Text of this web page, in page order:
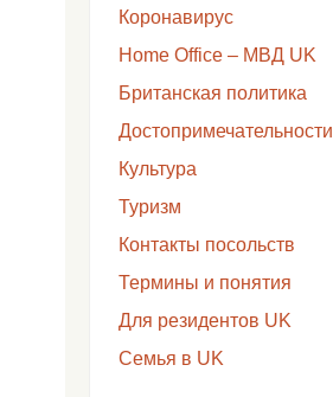
Коронавирус
Home Office – МВД UK
Британская политика
Достопримечательности
Культура
Туризм
Контакты посольств
Термины и понятия
Для резидентов UK
Семья в UK